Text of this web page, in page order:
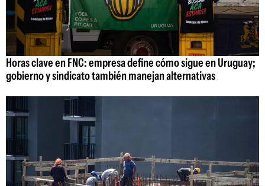
Horas clave en FNC: empresa define cómo sigue en Uruguay;
gobierno y sindicato también manejan alternativas